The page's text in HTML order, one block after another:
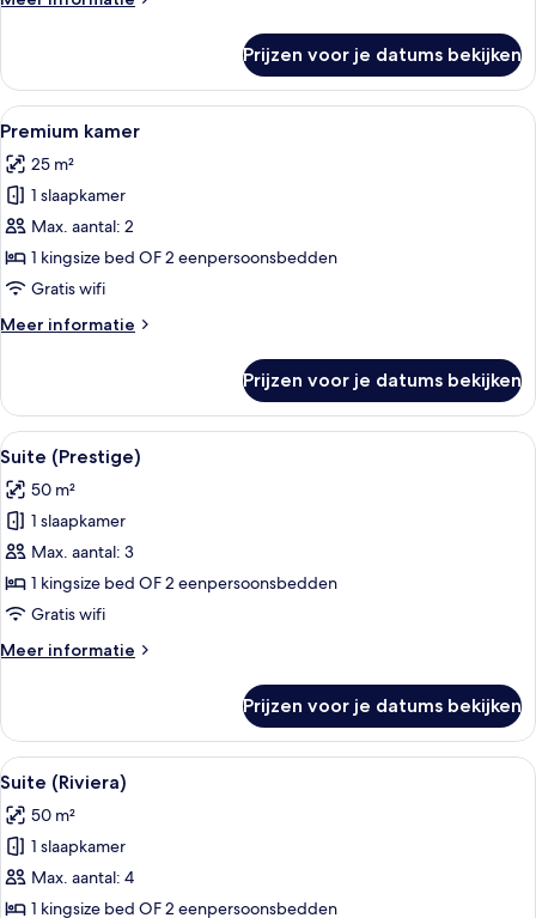
(Portofino)
Prijzen voor je datums bekijken
Alle
foto's
voor
Premium
kamer
laden
Een hotelkamer met een groot bed,
3
Premium kamer
25 m²
1 slaapkamer
Max. aantal: 2
1 kingsize bed OF 2 eenpersoonsbedden
Gratis wifi
Meer informatie
Meer
kamer
Prijzen voor je datums bekijken
Alle
foto's
voor
Suite
(Prestige)
laden
Een kamer met een bank, een
8
Suite (Prestige)
50 m²
1 slaapkamer
Max. aantal: 3
1 kingsize bed OF 2 eenpersoonsbedden
Gratis wifi
Meer informatie
Meer
(Prestige)
Prijzen voor je datums bekijken
Alle
foto's
voor
Suite
(Riviera)
laden
Een kamer met een wit en goud
11
Suite (Riviera)
50 m²
1 slaapkamer
Max. aantal: 4
1 kingsize bed OF 2 eenpersoonsbedden